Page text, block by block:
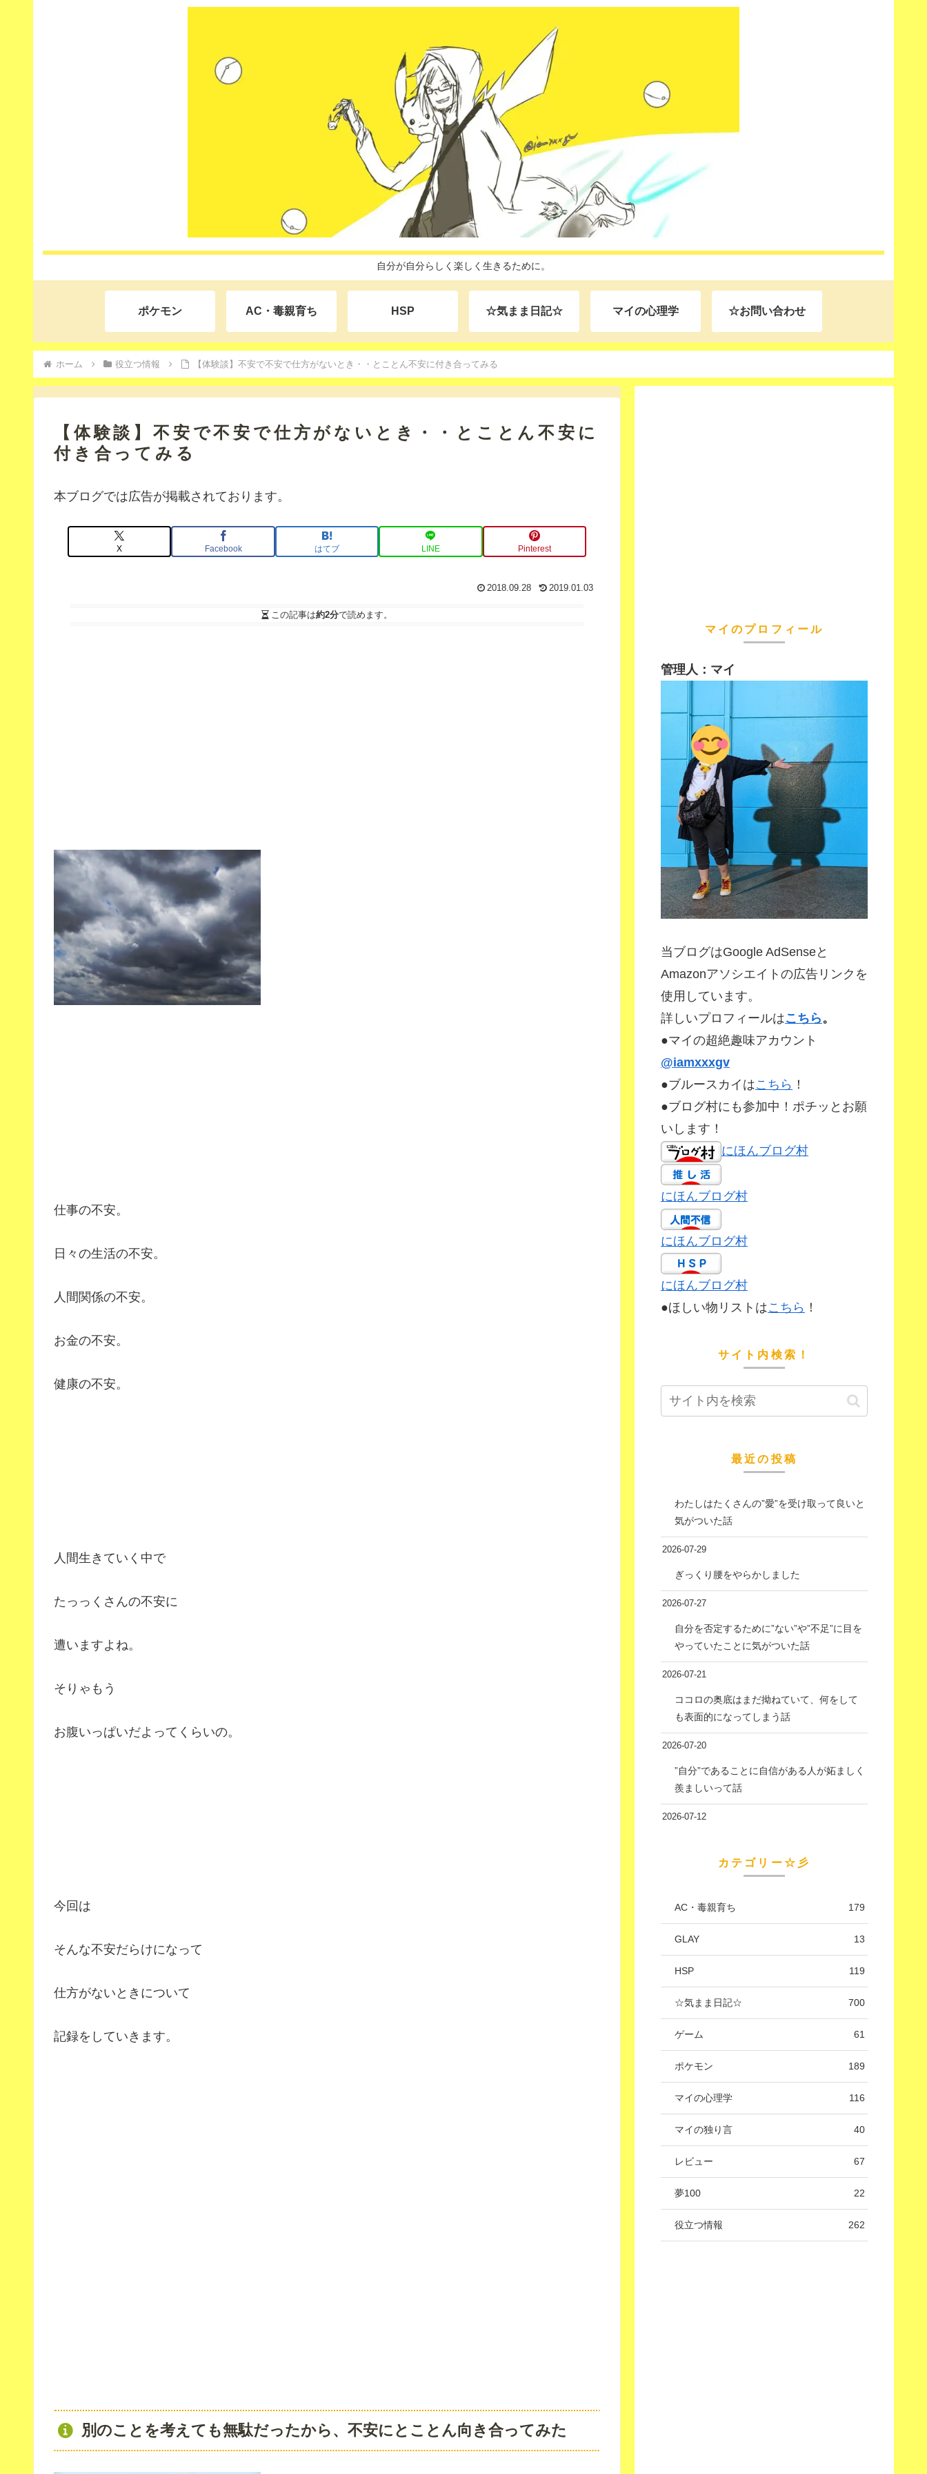
自分が自分らしく楽しく生きるために。
ポケモン AC・毒親育ち HSP ☆気まま日記☆ マイの心理学 ☆お問い合わせ
ホーム 役立つ情報 【体験談】不安で不安で仕方がないとき・・とことん不安に付き合ってみる
【体験談】不安で不安で仕方がないとき・・とことん不安に
付き合ってみる
本ブログでは広告が掲載されております。
X Facebook はてブ LINE Pinterest
2018.09.28 2019.01.03
この記事は約2分で読めます。
仕事の不安。
日々の生活の不安。
人間関係の不安。
お金の不安。
健康の不安。
人間生きていく中で
たっっくさんの不安に
遭いますよね。
そりゃもう
お腹いっぱいだよってくらいの。
今回は
そんな不安だらけになって
仕方がないときについて
記録をしていきます。
別のことを考えても無駄だったから、不安にとことん向き合ってみた
マイのプロフィール
管理人：マイ
当ブログはGoogle AdSenseと
Amazonアソシエイトの広告リンクを
使用しています。
詳しいプロフィールはこちら。
●マイの超絶趣味アカウント
@iamxxxgv
●ブルースカイはこちら ！
●ブログ村にも参加中！ポチッとお願
いします！
にほんブログ村
にほんブログ村
にほんブログ村
にほんブログ村
●ほしい物リストはこちら ！
サイト内検索！
最近の投稿
わたしはたくさんの”愛”を受け取って良いと
気がついた話
2026-07-29
ぎっくり腰をやらかしました
2026-07-27
自分を否定するために”ない”や”不足”に目を
やっていたことに気がついた話
2026-07-21
ココロの奥底はまだ拗ねていて、何をして
も表面的になってしまう話
2026-07-20
”自分”であることに自信がある人が妬ましく
羨ましいって話
2026-07-12
カテゴリー☆彡
AC・毒親育ち 179
GLAY 13
HSP 119
☆気まま日記☆ 700
ゲーム 61
ポケモン 189
マイの心理学 116
マイの独り言 40
レビュー 67
夢100 22
役立つ情報 262